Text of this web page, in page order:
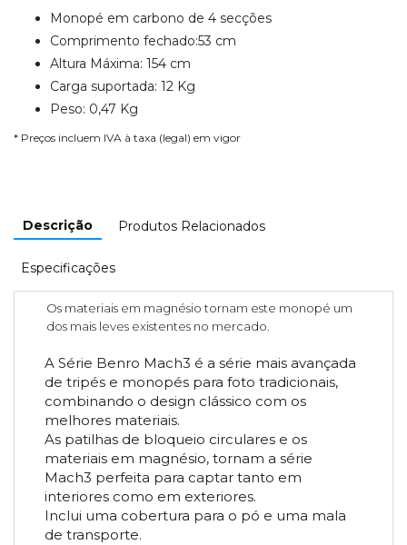
Monopé em carbono de 4 secções
Comprimento fechado:53 cm
Altura Máxima: 154 cm
Carga suportada: 12 Kg
Peso: 0,47 Kg
* Preços incluem IVA à taxa (legal) em vigor
Descrição Produtos Relacionados
Especificações
Os materiais em magnésio tornam este monopé um
dos mais leves existentes no mercado.
A Série Benro Mach3 é a série mais avançada
de tripés e monopés para foto tradicionais,
combinando o design clássico com os
melhores materiais.
As patilhas de bloqueio circulares e os
materiais em magnésio, tornam a série
Mach3 perfeita para captar tanto em
interiores como em exteriores.
Inclui uma cobertura para o pó e uma mala
de transporte.